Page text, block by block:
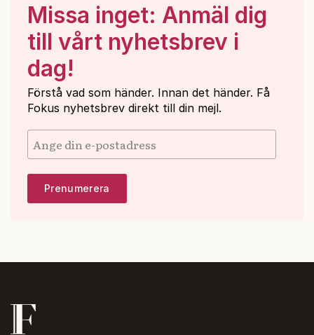
Missa inget: Anmäl dig
till vårt nyhetsbrev i
dag!
Förstå vad som händer. Innan det händer. Få
Fokus nyhetsbrev direkt till din mejl.